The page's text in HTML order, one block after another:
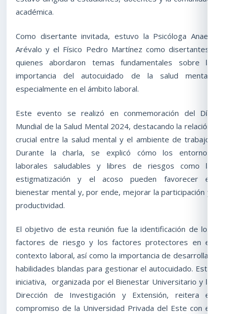
académica.
Como disertante invitada, estuvo la Psicóloga Anaer
Arévalo y el Físico Pedro Martínez como disertantes,
quienes abordaron temas fundamentales sobre la
importancia del autocuidado de la salud mental,
especialmente en el ámbito laboral.
Este evento se realizó en conmemoración del Día
Mundial de la Salud Mental 2024, destacando la relación
crucial entre la salud mental y el ambiente de trabajo.
Durante la charla, se explicó cómo los entornos
laborales saludables y libres de riesgos como la
estigmatización y el acoso pueden favorecer el
bienestar mental y, por ende, mejorar la participación y
productividad.
El objetivo de esta reunión fue la identificación de los
factores de riesgo y los factores protectores en el
contexto laboral, así como la importancia de desarrollar
habilidades blandas para gestionar el autocuidado. Esta
iniciativa, organizada por el Bienestar Universitario y la
Dirección de Investigación y Extensión, reitera el
compromiso de la Universidad Privada del Este con el